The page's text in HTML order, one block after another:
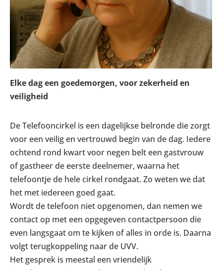
Elke dag een goedemorgen, voor zekerheid en
veiligheid
De Telefooncirkel is een dagelijkse belronde die zorgt
voor een veilig en vertrouwd begin van de dag. Iedere
ochtend rond kwart voor negen belt een gastvrouw
of gastheer de eerste deelnemer, waarna het
telefoontje de hele cirkel rondgaat. Zo weten we dat
het met iedereen goed gaat.
Wordt de telefoon niet opgenomen, dan nemen we
contact op met een opgegeven contactpersoon die
even langsgaat om te kijken of alles in orde is. Daarna
volgt terugkoppeling naar de UVV.
Het gesprek is meestal een vriendelijk